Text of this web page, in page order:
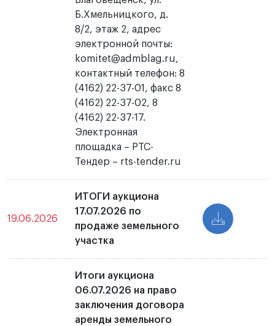
Б.Хмельницкого, д.
8/2, этаж 2, адрес
электронной почты:
komitet@admblag.ru,
контактный телефон: 8
(4162) 22-37-01, факс 8
(4162) 22-37-02, 8
(4162) 22-37-17.
Электронная
площадка – РТС-
Тендер – rts-tender.ru
19.06.2026
ИТОГИ аукциона
17.07.2026 по
продаже земельного
участка
Итоги аукциона
06.07.2026 на право
заключения договора
аренды земельного